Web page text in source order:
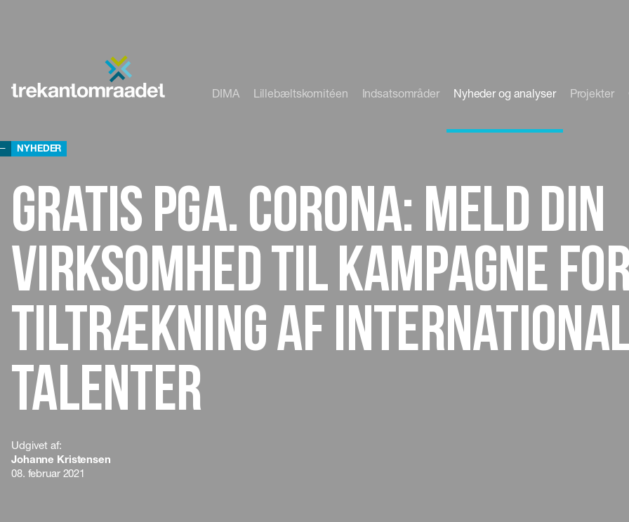
DIMA Lillebæltskomitéen Indsatsområder Nyheder og analyser Projekter
NYHEDER
Gratis pga. corona: Meld din
virksomhed til kampagne
tiltrækning af
talenter
Udgivet af:
Johanne Kristensen
08. februar 2021